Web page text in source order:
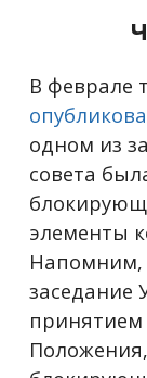
В феврале
одном из
совета
элементы
Напомним,
заседание